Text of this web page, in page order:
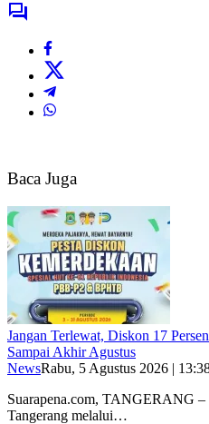
Baca Juga
Jangan Terlewat, Diskon 17
Sampai Akhir Agustus
NewsRabu, 5 Agustus 2026 |
Suarapena.com, TANGERANG –
Tangerang melalui…